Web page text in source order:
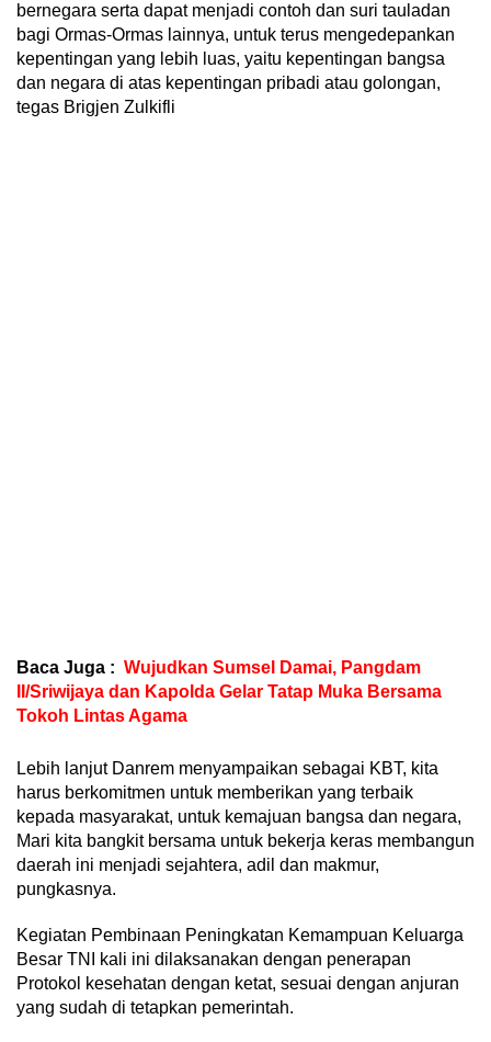
bernegara serta dapat menjadi contoh dan suri tauladan
bagi Ormas-Ormas lainnya, untuk terus mengedepankan
kepentingan yang lebih luas, yaitu kepentingan bangsa
dan negara di atas kepentingan pribadi atau golongan,
tegas Brigjen Zulkifli
Baca Juga : Wujudkan Sumsel Damai, Pangdam
II/Sriwijaya dan Kapolda Gelar Tatap Muka Bersama
Tokoh Lintas Agama
Lebih lanjut Danrem menyampaikan sebagai KBT, kita
harus berkomitmen untuk memberikan yang terbaik
kepada masyarakat, untuk kemajuan bangsa dan negara,
Mari kita bangkit bersama untuk bekerja keras membangun
daerah ini menjadi sejahtera, adil dan makmur,
pungkasnya.
Kegiatan Pembinaan Peningkatan Kemampuan Keluarga
Besar TNI kali ini dilaksanakan dengan penerapan
Protokol kesehatan dengan ketat, sesuai dengan anjuran
yang sudah di tetapkan pemerintah.